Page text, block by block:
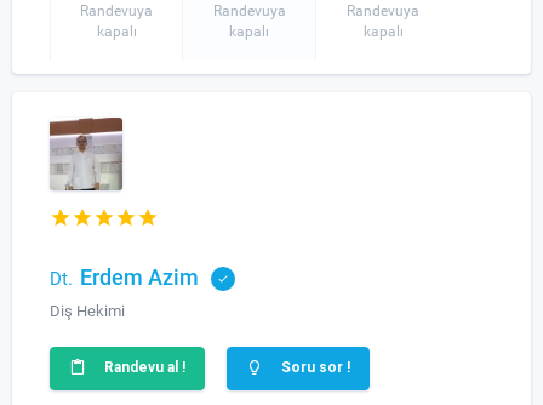
Randevuya
kapalı
Randevuya
kapalı
Randevuya
kapalı
Dt. Erdem Azim
Diş Hekimi
Randevu al ! Soru sor !